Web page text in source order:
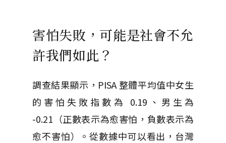
害怕失敗，可能是社會不允
許我們如此？
調查結果顯示，PISA 整體平均值中女生
的害怕失敗指數為 0.19、男生為
-0.21（正數表示為愈害怕，負數表示為
愈不害怕）。從數據中可以看出，台灣